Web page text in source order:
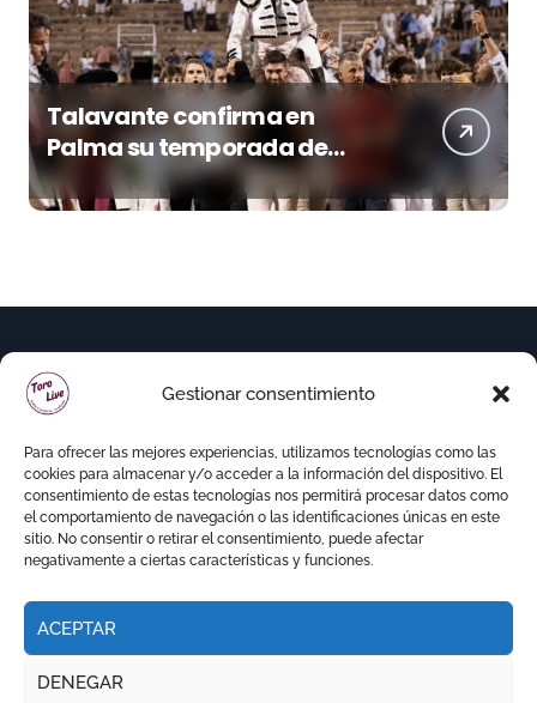
Gestionar consentimiento
Para ofrecer las mejores experiencias, utilizamos tecnologías como las
cookies para almacenar y/o acceder a la información del dispositivo. El
consentimiento de estas tecnologías nos permitirá procesar datos como
el comportamiento de navegación o las identificaciones únicas en este
sitio. No consentir o retirar el consentimiento, puede afectar
negativamente a ciertas características y funciones.
ACEPTAR
DENEGAR
Talavante confirma en
Palma su temporada de
figura y el palco niega el
premio a Roca Rey
Copyright © Todos los derechos reservados